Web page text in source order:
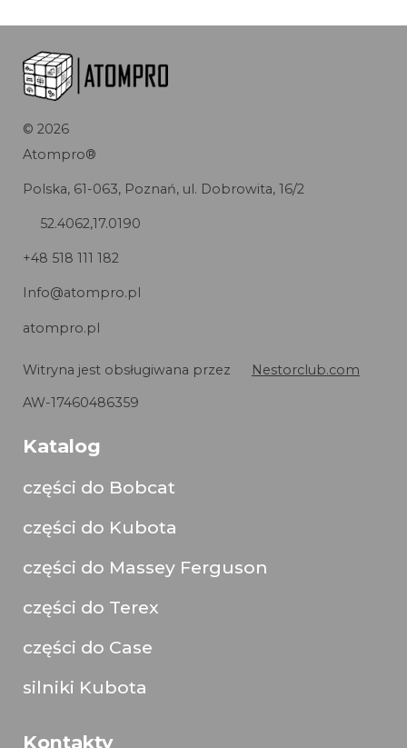
© 2026
Atompro®
Polska, 61-063, Poznań, ul. Dobrowita, 16/2
52.4062,17.0190
+48 518 111 182
Info@atompro.pl
atompro.pl
Witryna jest obsługiwana przez
Nestorclub.com
AW-17460486359
Katalog
części do Bobcat
części do Kubota
części do Massey Ferguson
części do Terex
części do Case
silniki Kubota
Kontakty